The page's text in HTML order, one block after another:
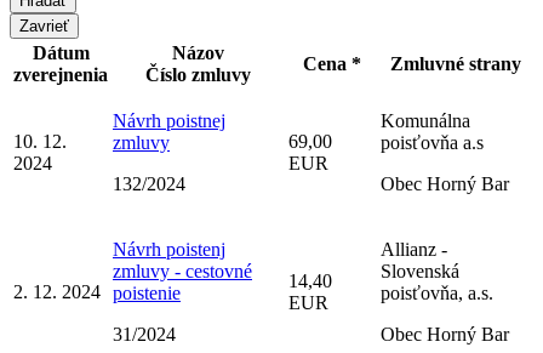
Zavrieť
Dátum
zverejnenia
Názov
Číslo zmluvy
Cena * Zmluvné strany
10. 12.
2024
Návrh poistnej
zmluvy
132/2024
69,00
EUR
Komunálna
poisťovňa a.s
Obec Horný Bar
2. 12. 2024
Návrh poistenj
zmluvy - cestovné
poistenie
31/2024
14,40
EUR
Allianz -
Slovenská
poisťovňa, a.s.
Obec Horný Bar